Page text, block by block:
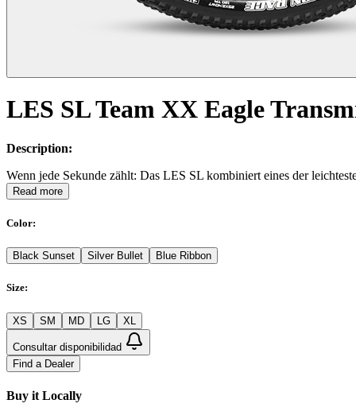
LES SL Team XX Eagle
Description:
Wenn jede Sekunde zählt: Das LES SL kombiniert eines der
Read more
Color:
Black Sunset Silver Bullet Blue Ribbon
Size:
XS SM MD LG XL
Consultar disponibilidad
Find a Dealer
Buy it Locally